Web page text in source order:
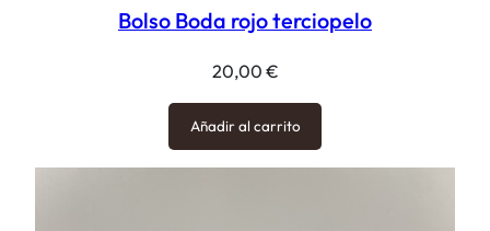
Bolso Boda rojo terciopelo
20,00 €
Añadir al carrito